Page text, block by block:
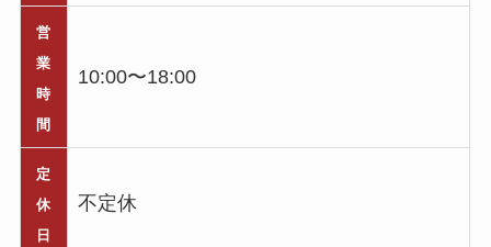
営
業
時
間
10:00〜18:00
定
休
日
不定休